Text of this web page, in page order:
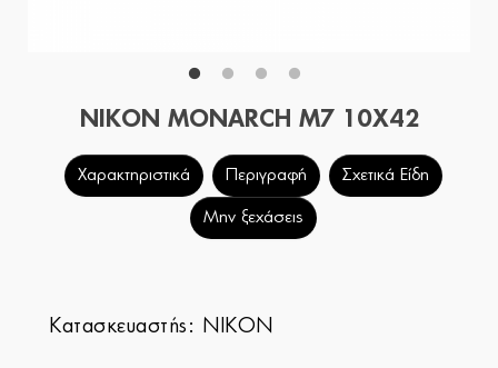
NIKON MONARCH M7 10X42
Χαρακτηριστικά Περιγραφή Σχετικά Είδη
Μην ξεχάσεις
Κατασκευαστής: NIKON